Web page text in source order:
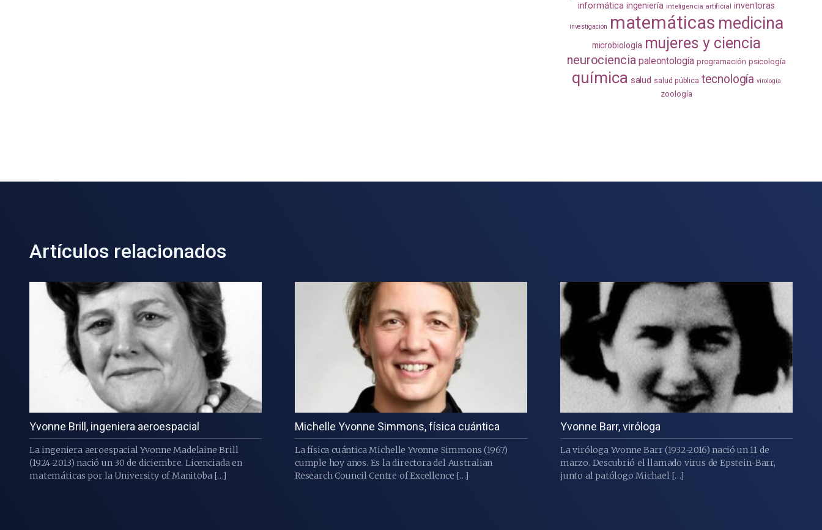
informática ingeniería inteligencia artificial inventoras
investigación matemáticas medicina
microbiología mujeres y ciencia
neurociencia paleontología programación psicología
química salud salud pública tecnología virología
zoología
Artículos relacionados
Yvonne Brill, ingeniera aeroespacial
La ingeniera aeroespacial Yvonne Madelaine Brill
(1924-2013) nació un 30 de diciembre. Licenciada en
matemáticas por la University of Manitoba […]
Michelle Yvonne Simmons, física cuántica
La física cuántica Michelle Yvonne Simmons (1967)
cumple hoy años. Es la directora del Australian
Research Council Centre of Excellence […]
Yvonne Barr, viróloga
La viróloga Yvonne Barr (1932-2016) nació un 11 de
marzo. Descubrió el llamado virus de Epstein-Barr,
junto al patólogo Michael […]